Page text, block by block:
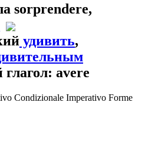
sorprendere,
удивить,
avere
Condizionale Imperativo Forme